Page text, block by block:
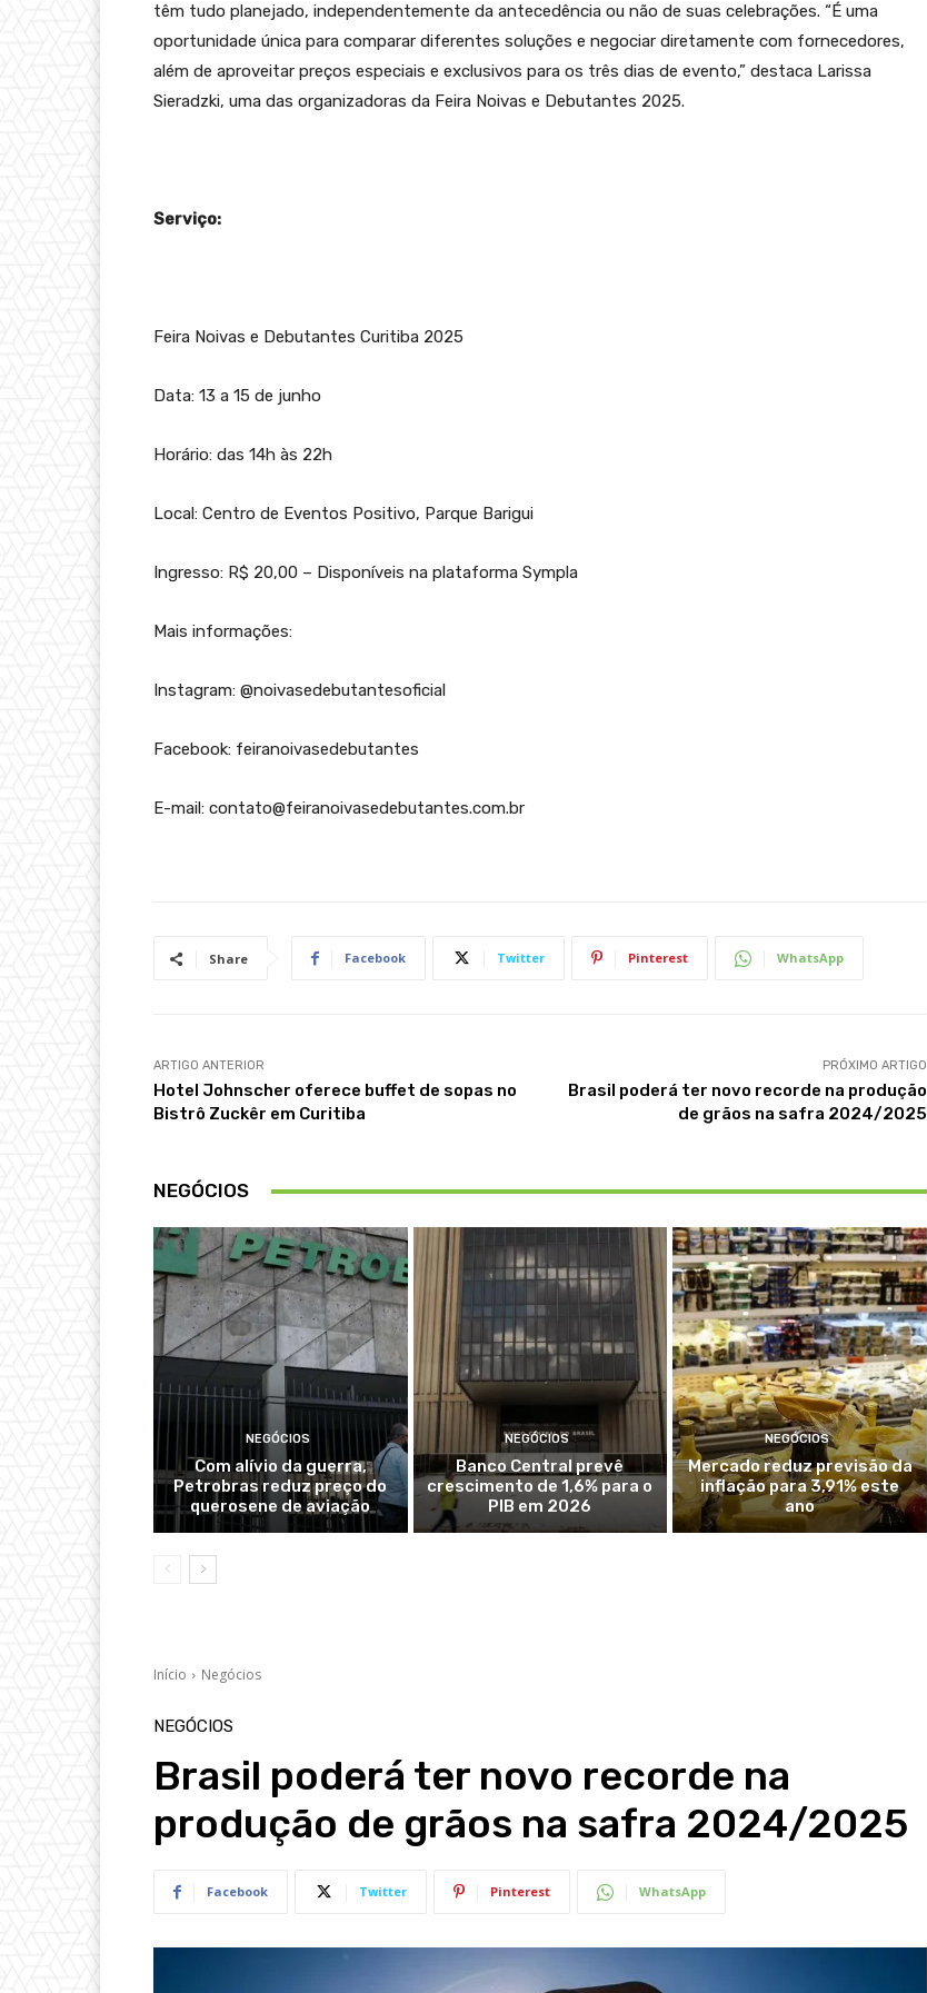
têm tudo planejado, independentemente da antecedência ou não de suas celebrações. “É uma
oportunidade única para comparar diferentes soluções e negociar diretamente com fornecedores,
além de aproveitar preços especiais e exclusivos para os três dias de evento,” destaca Larissa
Sieradzki, uma das organizadoras da Feira Noivas e Debutantes 2025.
Serviço:
Feira Noivas e Debutantes Curitiba 2025
Data: 13 a 15 de junho
Horário: das 14h às 22h
Local: Centro de Eventos Positivo, Parque Barigui
Ingresso: R$ 20,00 – Disponíveis na plataforma Sympla
Mais informações:
Instagram: @noivasedebutantesoficial
Facebook: feiranoivasedebutantes
E-mail: contato@feiranoivasedebutantes.com.br
Share Facebook Twitter Pinterest WhatsApp
ARTIGO ANTERIOR
Hotel Johnscher oferece buffet de sopas no
Bistrô Zuckêr em Curitiba
PRÓXIMO ARTIGO
Brasil poderá ter novo recorde na produção
de grãos na safra 2024/2025
NEGÓCIOS
NEGÓCIOS
Com alívio da guerra,
Petrobras reduz preço do
querosene de aviação
NEGÓCIOS
Banco Central prevê
crescimento de 1,6% para o
PIB em 2026
NEGÓCIOS
Mercado reduz previsão da
inflação para 3,91% este
ano